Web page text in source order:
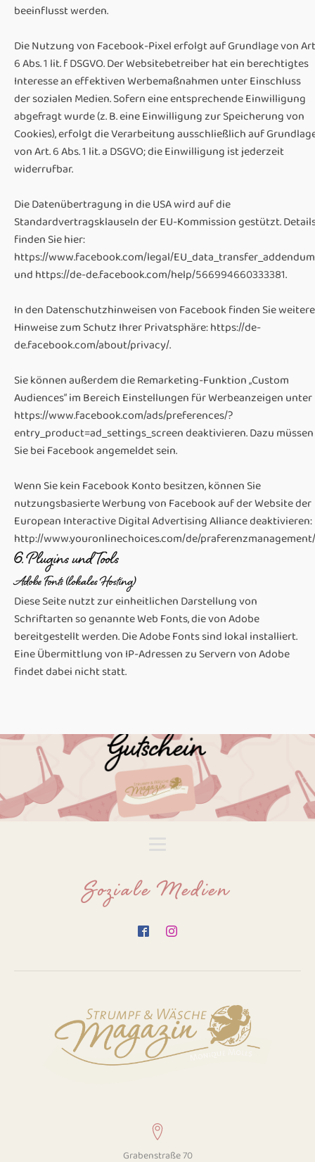
beeinflusst werden.
Die Nutzung von Facebook-Pixel erfolgt auf Grundlage von
6 Abs. 1 lit. f DSGVO. Der Websitebetreiber hat ein berechtigtes
Interesse an effektiven Werbemaßnahmen unter Einschluss
der sozialen Medien. Sofern eine entsprechende Einwilligung
abgefragt wurde (z. B. eine Einwilligung zur Speicherung von
Cookies), erfolgt die Verarbeitung ausschließlich auf
von Art. 6 Abs. 1 lit. a DSGVO; die Einwilligung ist jederzeit
widerrufbar.
Die Datenübertragung in die USA wird auf die
Standardvertragsklauseln der EU-Kommission gestützt.
finden Sie hier:
https://www.facebook.com/legal/EU_data_transfer_addendum
und https://de-de.facebook.com/help/566994660333381.
In den Datenschutzhinweisen von Facebook finden Sie weitere
Hinweise zum Schutz Ihrer Privatsphäre: https://de-
de.facebook.com/about/privacy/.
Sie können außerdem die Remarketing-Funktion „Custom
Audiences“ im Bereich Einstellungen für Werbeanzeigen unter
https://www.facebook.com/ads/preferences/?
entry_product=ad_settings_screen deaktivieren. Dazu müssen
Sie bei Facebook angemeldet sein.
Wenn Sie kein Facebook Konto besitzen, können Sie
nutzungsbasierte Werbung von Facebook auf der Website der
European Interactive Digital Advertising Alliance deaktivieren:
http://www.youronlinechoices.com/de/
6. Plugins und Tools
Adobe Fonts (lokales Hosting)
Diese Seite nutzt zur einheitlichen Darstellung von
Schriftarten so genannte Web Fonts, die von Adobe
bereitgestellt werden. Die Adobe Fonts sind lokal installiert.
Eine Übermittlung von IP-Adressen zu Servern von Adobe
findet dabei nicht statt.
Soziale Medien
Grabenstraße 70